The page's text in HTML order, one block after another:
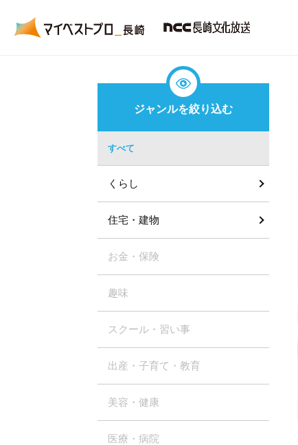
ジャンルを絞り込む
すべて
くらし
住宅・建物
お金・保険
趣味
スクール・習い事
出産・子育て・教育
美容・健康
医療・病院